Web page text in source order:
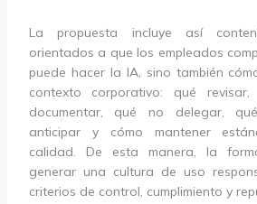
La propuesta incluye así
orientados a que los empleados
puede hacer la IA, sino también
contexto corporativo: qué
documentar, qué no delegar,
anticipar y cómo mantener
calidad. De esta manera, la
generar una cultura de uso
criterios de control, cumplimiento y